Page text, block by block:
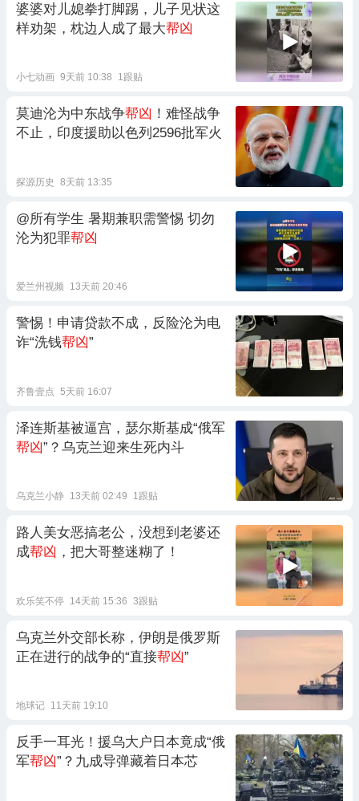
婆婆对儿媳拳打脚踢，儿子见状这
样劝架，枕边人成了最大帮凶
小七动画 9天前 10:38 1跟贴
莫迪沦为中东战争帮凶 ！难怪战争
不止，印度援助以色列2596批军火
探源历史 8天前 13:35
@所有学生 暑期兼职需警惕 切勿
沦为犯罪帮凶
爱兰州视频 13天前 20:46
警惕！申请贷款不成，反险沦为电
诈“洗钱帮凶”
齐鲁壹点 5天前 16:07
泽连斯基被逼宫，瑟尔斯基成“俄军
帮凶”？乌克兰迎来生死内斗
乌克兰小静 13天前 02:49 1跟贴
路人美女恶搞老公，没想到老婆还
成帮凶 ，把大哥整迷糊了！
欢乐笑不停 14天前 15:36 3跟贴
乌克兰外交部长称，伊朗是俄罗斯
正在进行的战争的“直接帮凶”
地球记 11天前 19:10
反手一耳光！援乌大户日本竟成“俄
军帮凶”？九成导弹藏着日本芯